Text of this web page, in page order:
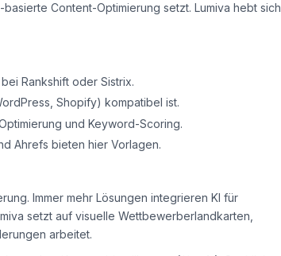
Content-Optimierung setzt. Lumiva hebt sich
Rankshift oder Sistrix.
Shopify) kompatibel ist.
und Keyword-Scoring.
Ahrefs bieten hier Vorlagen.
Immer mehr Lösungen integrieren KI für
setzt auf visuelle Wettbewerberlandkarten,
arbeitet.